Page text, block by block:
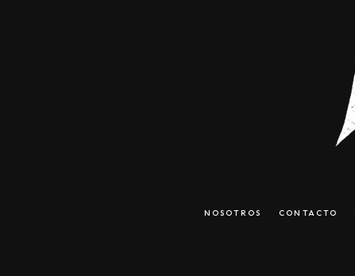
NOSOTROS CONTACTO